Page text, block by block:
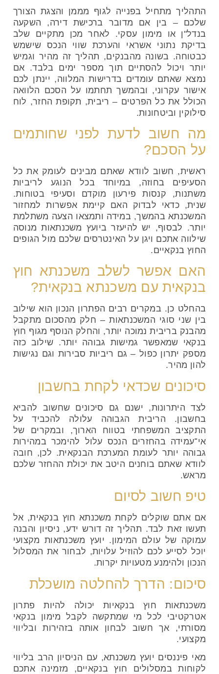
התהליך מתחיל בפנייה לגוף מממן והצגת הצורך
שלכם – בין אם מדובר ברכישת דירה, השקעה
בנדל"ן או מימון עסקי. לאחר מכן מתקיים שלב
בדיקת נתוני אשראי והערכת שווי הנכס שישמש
כבטוחה. בשונה מהבנקים, תהליך זה מהיר וגמיש
יותר ויכול להסתיים תוך מספר ימים בלבד. אם
נמצא שאתם עומדים בדרישות המלווה, יינתן לכם
אישור עקרוני, ובהמשך תחתמו על הסכם הלוואה
הכולל את כל הפרטים – ריבית, תקופת החזר, לוח
סילוקין וביטחונות.
מה חשוב לדעת לפני שחותמים
על הסכם?
ראשית, חשוב לוודא שאתם מבינים לעומק את כל
הסעיפים בחוזה, במיוחד בכל הנוגע לריביות
משתנות, קנסות פירעון מוקדם וסעיפי בטוחות.
שנית, כדאי לבדוק האם קיימת אפשרות למחזור
המשכנתא בהמשך, במידה ותמצאו הצעה משתלמת
יותר. לבסוף, יש להיעזר ביועץ משכנתאות מנוסה
שילווה אתכם ויגן על האינטרסים שלכם מול הגופים
החוץ בנקאיים.
האם אפשר לשלב משכנתא חוץ
בנקאית עם משכנתא בנקאית?
בהחלט כן. במקרים רבים הפתרון הנכון הוא שילוב
בין שני סוגי המשכנתאות – חלק מהסכום מתקבל
מהבנק בריבית נמוכה יותר, והחלק הנוסף מגוף חוץ
בנקאי שמאפשר גמישות גבוהה יותר. שילוב כזה
מספק יתרון כפול – גם ריביות סבירות וגם נגישות
להון מהיר.
סיכונים שכדאי לקחת בחשבון
לצד היתרונות, ישנם גם סיכונים שחשוב להביא
בחשבון. הריבית הגבוהה עלולה להכביד על
התקציב המשפחתי בטווח הארוך, ובמקרים של
אי־עמידה בהחזרים הנכס עלול להימכר במהירות
גבוהה יותר לעומת המערכת הבנקאית. לכן, חובה
לוודא שאתם בוחנים היטב את יכולת ההחזר שלכם
מראש.
טיפ חשוב לסיום
אם אתם שוקלים לקחת משכנתא חוץ בנקאית, אל
תעשו זאת לבד. תהליך זה דורש ידע, ניסיון והבנה
עמוקה של עולם המימון. יועץ משכנתאות מקצועי
יוכל לסייע לכם להוזיל עלויות, לבחור את המסלול
הנכון ולהימנע מטעויות יקרות.
סיכום: הדרך להחלטה מושכלת
משכנתאות חוץ בנקאיות יכולה להיות פתרון
אטרקטיבי לכל מי שמתקשה לקבל מימון בנקאי
מסורתי, אך חשוב לבחון אותה בזהירות ובליווי
מקצועי.
מאי פיננסים יועץ משכנתא, עם הניסיון הרב בליווי
לקוחות במסלולים חוץ בנקאיים, מזמינה אתכם